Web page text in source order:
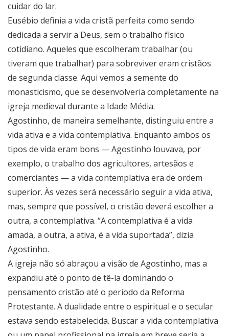
cuidar do lar.
Eusébio definia a vida cristã perfeita como sendo
dedicada a servir a Deus, sem o trabalho físico
cotidiano. Aqueles que escolheram trabalhar (ou
tiveram que trabalhar) para sobreviver eram cristãos
de segunda classe. Aqui vemos a semente do
monasticismo, que se desenvolveria completamente na
igreja medieval durante a Idade Média.
Agostinho, de maneira semelhante, distinguiu entre a
vida ativa e a vida contemplativa. Enquanto ambos os
tipos de vida eram bons — Agostinho louvava, por
exemplo, o trabalho dos agricultores, artesãos e
comerciantes — a vida contemplativa era de ordem
superior. Às vezes será necessário seguir a vida ativa,
mas, sempre que possível, o cristão deverá escolher a
outra, a contemplativa. “A contemplativa é a vida
amada, a outra, a ativa, é a vida suportada”, dizia
Agostinho.
A igreja não só abraçou a visão de Agostinho, mas a
expandiu até o ponto de tê-la dominando o
pensamento cristão até o período da Reforma
Protestante. A dualidade entre o espiritual e o secular
estava sendo estabelecida. Buscar a vida contemplativa